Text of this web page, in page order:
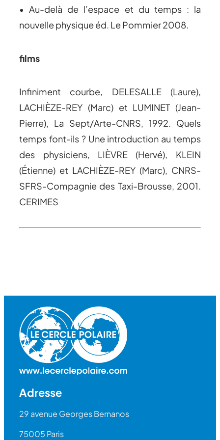
• Au-delà de l’espace et du temps : la
nouvelle physique éd. Le Pommier 2008.
films
Infiniment courbe, DELESALLE (Laure),
LACHIÈZE-REY (Marc) et LUMINET (Jean-
Pierre), La Sept/Arte-CNRS, 1992. Quels
temps font-ils ? Une introduction au temps
des physiciens, LIÈVRE (Hervé), KLEIN
(Étienne) et LACHIÈZE-REY (Marc), CNRS-
SFRS-Compagnie des Taxi-Brousse, 2001.
CERIMES
Adresse
29 avenue Georges Bernanos
75005 Paris